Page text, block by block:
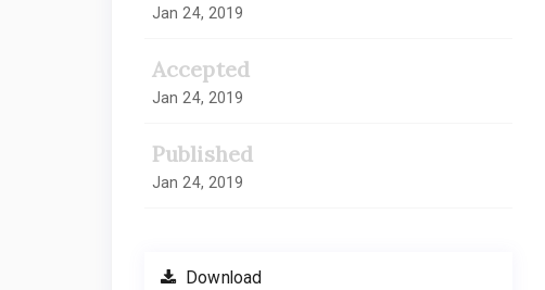
Jan 24, 2019
Accepted
Jan 24, 2019
Published
Jan 24, 2019
Download